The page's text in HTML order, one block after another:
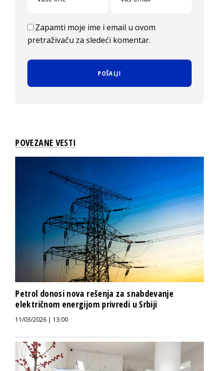
Zapamti moje ime i email u ovom
pretraživaču za sledeći komentar.
POVEZANE VESTI
Petrol donosi nova rešenja za snabdevanje
električnom energijom privredi u Srbiji
11/03/2026 | 13:00